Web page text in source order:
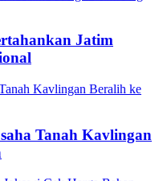
Jatim
Tanah Kavlingan